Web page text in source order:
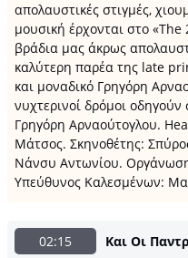
απολαυστικές στιγμές,
μουσική έρχονται στο
βράδια μας άκρως
καλύτερη παρέα της late
και μοναδικό Γρηγόρη
νυχτερινοί δρόμοι
Γρηγόρη Αρναούτογλου.
Μάτσος. Σκηνοθέτης:
Νάνσυ Αντωνίου.
Υπεύθυνος Καλεσμένων:
02:15
Και Οι